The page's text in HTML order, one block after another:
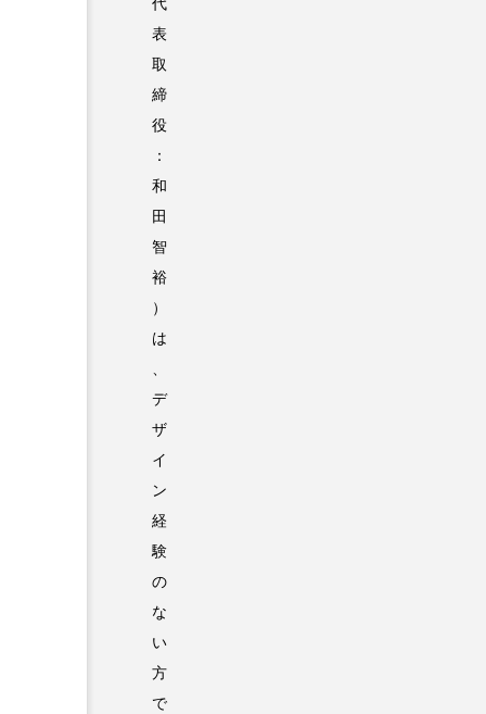
表
取
締
役
：
和
田
智
裕
）
は
、
デ
ザ
イ
ン
経
験
の
な
い
方
で